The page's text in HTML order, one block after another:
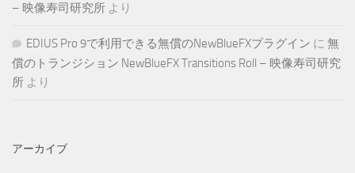
– 映像寿司研究所 より
EDIUS Pro 9で利用できる無償のNewBlueFXプラグイン に 無
償のトランジション NewBlueFX Transitions Roll – 映像寿司研究
所 より
アーカイブ